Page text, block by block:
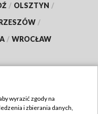
/ OLSZTYN /
/
/ WROCŁAW
wyrazić zgody na
i zbierania danych,